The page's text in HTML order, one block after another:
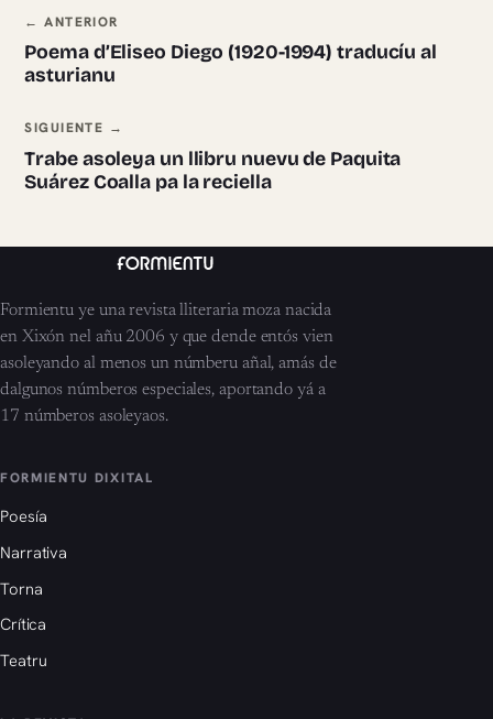
Navegación ente pieces
← ANTERIOR
Poema d’Eliseo Diego (1920-1994) traducíu al
asturianu
SIGUIENTE →
Trabe asoleya un llibru nuevu de Paquita
Suárez Coalla pa la reciella
Formientu ye una revista lliteraria moza nacida
en Xixón nel añu 2006 y que dende entós vien
asoleyando al menos un númberu añal, amás de
dalgunos númberos especiales, aportando yá a
17 númberos asoleyaos.
FORMIENTU DIXITAL
Poesía
Narrativa
Torna
Crítica
Teatru